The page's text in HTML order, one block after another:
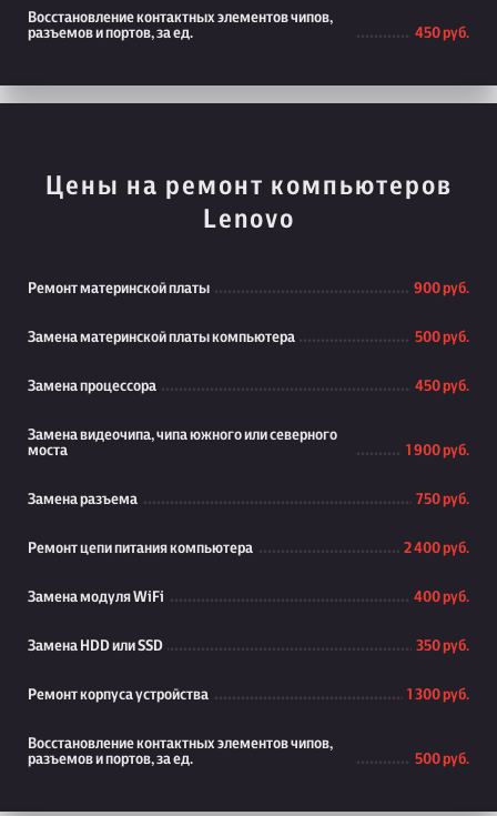
Восстановление контактных элементов чипов,
разъемов и портов, за ед.
450 руб.
Цены на ремонт компьютеров
Lenovo
Ремонт материнской платы 900 руб.
Замена материнской платы компьютера 500 руб.
Замена процессора 450 руб.
Замена видеочипа, чипа южного или северного
моста
1 900 руб.
Замена разъема 750 руб.
Ремонт цепи питания компьютера 2 400 руб.
Замена модуля WiFi 400 руб.
Замена HDD или SSD 350 руб.
Ремонт корпуса устройства 1 300 руб.
Восстановление контактных элементов чипов,
разъемов и портов, за ед.
500 руб.